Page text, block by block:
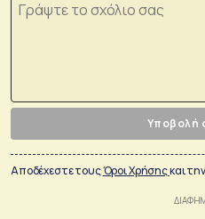
Υποβολή
Αποδέχεστε τουςΌροι Χρήσηςκαι την